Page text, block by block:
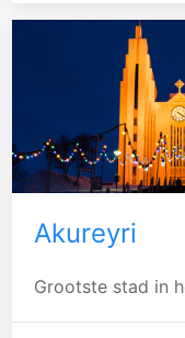
Akureyri
Grootste stad in